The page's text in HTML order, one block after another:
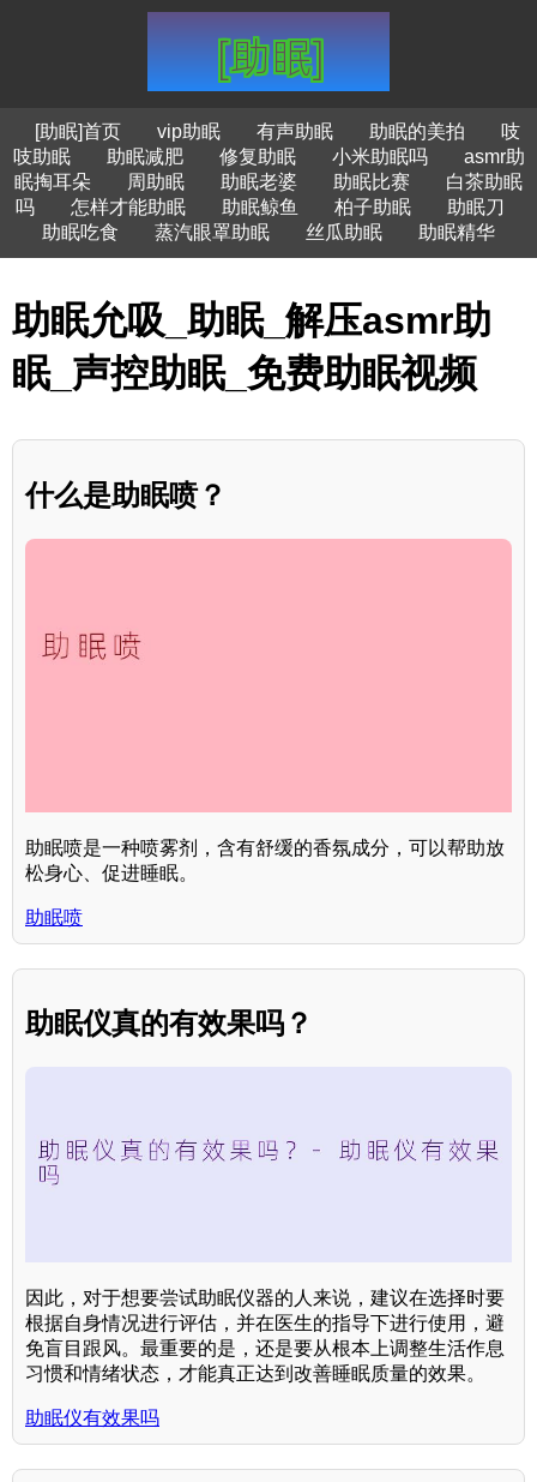
[助眠]首页 vip助眠 有声助眠 助眠的美拍
吱
吱助眠
助眠减肥 修复助眠 小米助眠吗
asmr助
眠掏耳朵
周助眠 助眠老婆 助眠比赛
白茶助眠
吗
怎样才能助眠 助眠鲸鱼 柏子助眠
助眠刀
助眠吃食
蒸汽眼罩助眠 丝瓜助眠 助眠精华
助眠允吸_助眠_解压asmr助
眠_声控助眠_免费助眠视频
什么是助眠喷？
助眠喷是一种喷雾剂，含有舒缓的香氛成分，可以帮助放
松身心、促进睡眠。
助眠喷
助眠仪真的有效果吗？
因此，对于想要尝试助眠仪器的人来说，建议在选择时要
根据自身情况进行评估，并在医生的指导下进行使用，避
免盲目跟风。最重要的是，还是要从根本上调整生活作息
习惯和情绪状态，才能真正达到改善睡眠质量的效果。
助眠仪有效果吗